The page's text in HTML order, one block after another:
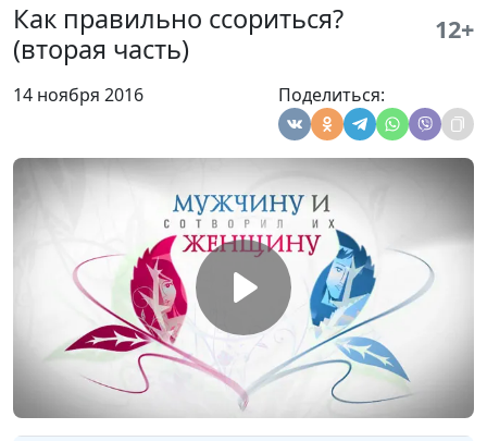
Как правильно ссориться?
(вторая часть)
12+
14 ноября 2016 Поделиться:
консультант
Почему мужчина
уходит?
Маринин, семейный
консультант
Не хочу жениться
Юлия Синицына, Роман
Маринин, семейный
консультант
Как женщина
оценивает мужчину?
Александр Сахаров,
Алена Левченко,
психолог
#122
Как мужчина
оценивает себя?
Александр Сахаров,
Алена Левченко,
психолог